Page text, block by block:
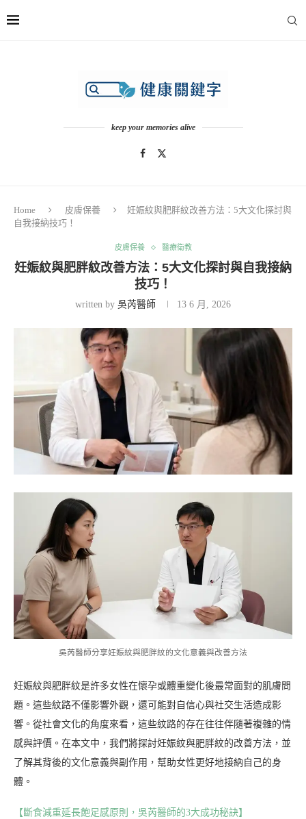
keep your memories alive
Home 皮膚保養
妊娠紋與肥胖紋改善方法：5大文化探討與
自我接納技巧！
皮膚保養 醫療衛教
妊娠紋與肥胖紋改善方法：5大文化探討與自我接納
技巧！
written by 吳芮醫師 13 6 月, 2026
吳芮醫師分享妊娠紋與肥胖紋的文化意義與改善方法
妊娠紋與肥胖紋是許多女性在懷孕或體重變化後最常面對的肌膚問
題。這些紋路不僅影響外觀，還可能對自信心與社交生活造成影
響。從社會文化的角度來看，這些紋路的存在往往伴隨著複雜的情
感與評價。在本文中，我們將探討妊娠紋與肥胖紋的改善方法，並
了解其背後的文化意義與副作用，幫助女性更好地接納自己的身
體。
【斷食減重延長飽足感原則，吳芮醫師的3大成功秘訣】